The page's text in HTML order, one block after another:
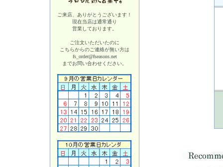
ご来店、ありがとうございます！
現在当店は通常通り
営業しております。
ご注文いただいたのに
こちらからのご連絡が無い方は
fs_order@fseasons.net
までお問い合わせください。